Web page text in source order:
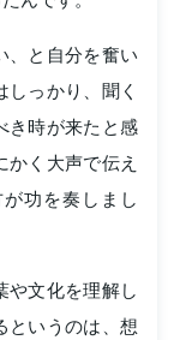
、と自分を奮い
っかり、聞く
き時が来たと感
く大声で伝え
功を奏しまし
や文化を理解し
というのは、想